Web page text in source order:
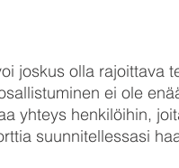
joskus olla rajoittava
ei ole
yhteys henkilöihin,
suunnitellessasi